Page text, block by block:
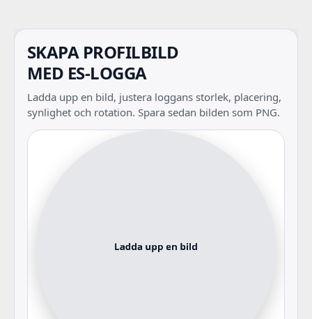
SKAPA PROFILBILD
MED ES-LOGGA
Ladda upp en bild, justera loggans storlek, placering,
synlighet och rotation. Spara sedan bilden som PNG.